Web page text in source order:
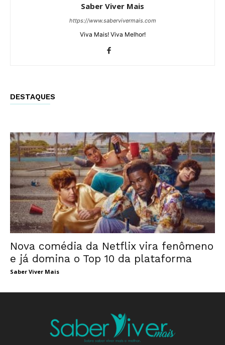
Saber Viver Mais
https://www.sabervivermais.com
Viva Mais! Viva Melhor!
DESTAQUES
Nova comédia da Netflix vira fenômeno
e já domina o Top 10 da plataforma
Saber Viver Mais